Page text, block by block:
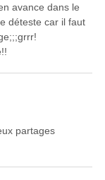
avance dans le
déteste car il faut
partages